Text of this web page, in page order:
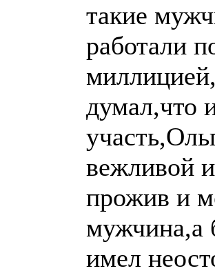
такие
работали
думал,что
вежливой
прожив и
мужчина,а
имел